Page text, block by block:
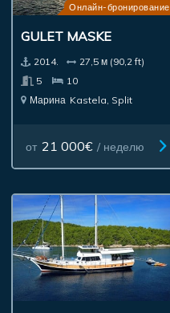
Онлайн-бронирование
GULET MASKE
2014.
27,5 м (90,2 ft)
5
10
Марина Kastela, Split
от 21 000€ / неделю